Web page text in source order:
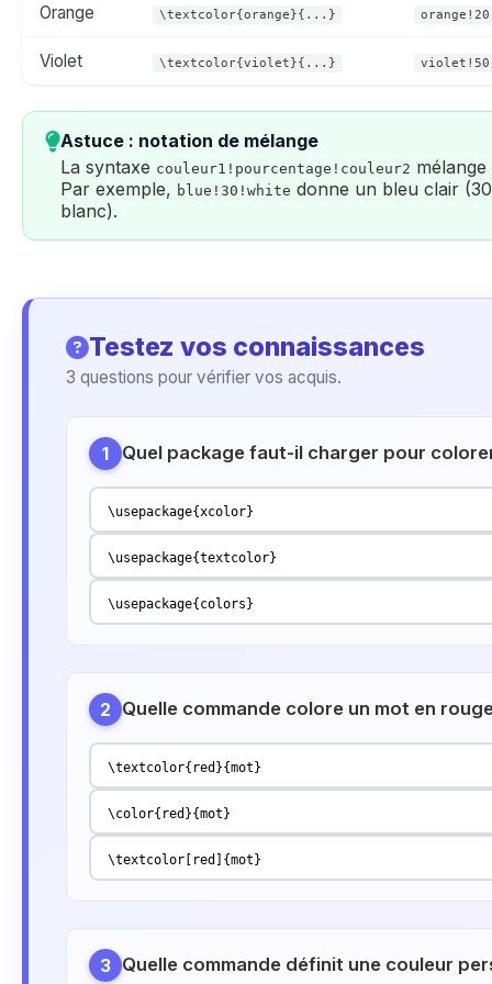
Orange \textcolor{orange}{...} orange!20
Violet \textcolor{violet}{...}
Astuce : notation de mélange
La syntaxe couleur1!pourcentage!couleur2
Par exemple, blue!30!white donne un bleu clair
blanc).
Testez vos connaissances
3 questions pour vérifier vos acquis.
1 Quel package faut-il charger pour
\usepackage{xcolor}
\usepackage{textcolor}
\usepackage{colors}
2 Quelle commande colore un mot en
\textcolor{red}{mot}
\color{red}{mot}
\textcolor[red]{mot}
3 Quelle commande définit une couleur